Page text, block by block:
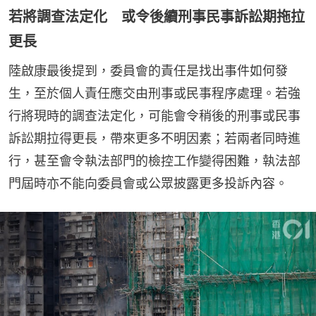
若將調查法定化 或令後續刑事民事訴訟期拖拉
更長
陸啟康最後提到，委員會的責任是找出事件如何發
生，至於個人責任應交由刑事或民事程序處理。若強
行將現時的調查法定化，可能會令稍後的刑事或民事
訴訟期拉得更長，帶來更多不明因素；若兩者同時進
行，甚至會令執法部門的檢控工作變得困難，執法部
門屆時亦不能向委員會或公眾披露更多投訴內容。